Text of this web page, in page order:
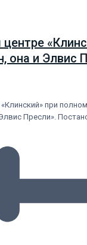
она и Элвис
при
Пресли».